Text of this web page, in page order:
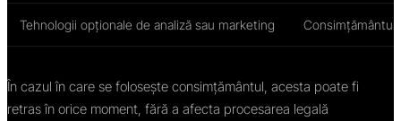
Tehnologii opționale de analiză sau marketing Consimțământul
În cazul în care se folosește consimțământul, acesta poate fi
retras în orice moment, fără a afecta procesarea legală